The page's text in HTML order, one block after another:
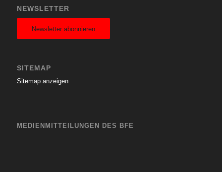
NEWSLETTER
Newsletter abonnieren
SITEMAP
Sitemap anzeigen
MEDIENMITTEILUNGEN DES BFE